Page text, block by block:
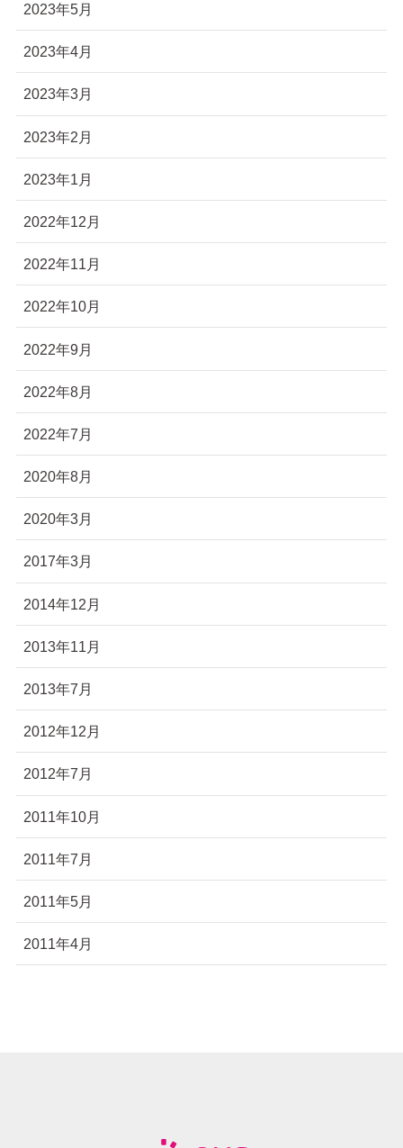
2023年5月
2023年4月
2023年3月
2023年2月
2023年1月
2022年12月
2022年11月
2022年10月
2022年9月
2022年8月
2022年7月
2020年8月
2020年3月
2017年3月
2014年12月
2013年11月
2013年7月
2012年12月
2012年7月
2011年10月
2011年7月
2011年5月
2011年4月